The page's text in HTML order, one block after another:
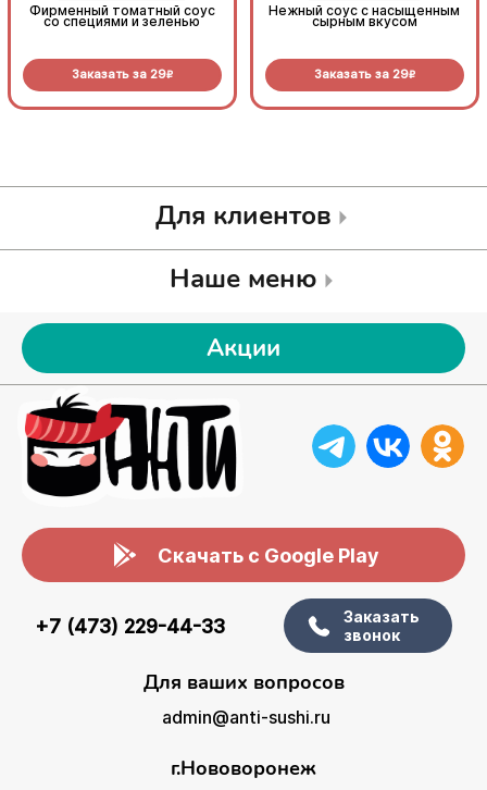
Фирменный томатный соус
со специями и зеленью
Заказать за 29R
Нежный соус с насыщенным
сырным вкусом
Заказать за 29R
Для клиентов
Наше меню
Акции
Скачать с Google Play
+7 (473) 229-44-33
Заказать
звонок
Для ваших вопросов
admin@anti-sushi.ru
г.Нововоронеж